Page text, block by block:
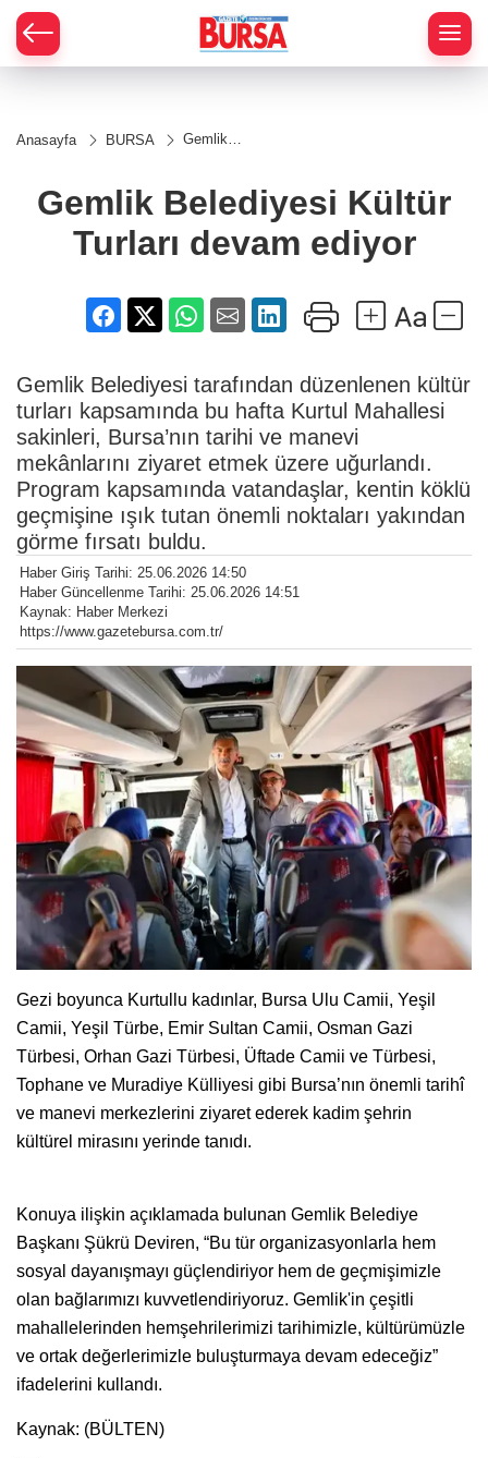
Anasayfa BURSA
Gemlik
Turları
devam
Gemlik Belediyesi Kültür
Turları devam ediyor
Gemlik Belediyesi tarafından düzenlenen kültür
turları kapsamında bu hafta Kurtul Mahallesi
sakinleri, Bursa’nın tarihi ve manevi
mekânlarını ziyaret etmek üzere uğurlandı.
Program kapsamında vatandaşlar, kentin köklü
geçmişine ışık tutan önemli noktaları yakından
görme fırsatı buldu.
Haber Giriş Tarihi: 25.06.2026 14:50
Haber Güncellenme Tarihi: 25.06.2026 14:51
Kaynak: Haber Merkezi
https://www.gazetebursa.com.tr/
Gezi boyunca Kurtullu kadınlar, Bursa Ulu Camii, Yeşil
Camii, Yeşil Türbe, Emir Sultan Camii, Osman Gazi
Türbesi, Orhan Gazi Türbesi, Üftade Camii ve Türbesi,
Tophane ve Muradiye Külliyesi gibi Bursa’nın önemli tarihî
ve manevi merkezlerini ziyaret ederek kadim şehrin
kültürel mirasını yerinde tanıdı.
Konuya ilişkin açıklamada bulunan Gemlik Belediye
Başkanı Şükrü Deviren, “Bu tür organizasyonlarla hem
sosyal dayanışmayı güçlendiriyor hem de geçmişimizle
olan bağlarımızı kuvvetlendiriyoruz. Gemlik'in çeşitli
mahallelerinden hemşehrilerimizi tarihimizle, kültürümüzle
ve ortak değerlerimizle buluşturmaya devam edeceğiz”
ifadelerini kullandı.
Kaynak: (BÜLTEN)